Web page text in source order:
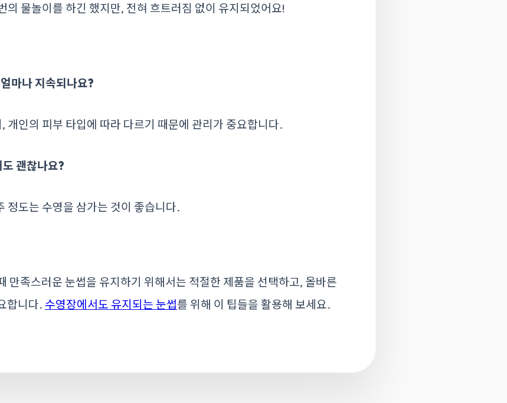
의 물놀이를 하긴 했지만, 전혀 흐트러짐 없이 유지되었어요!
마나 지속되나요?
개인의 피부 타입에 따라 다르기 때문에 관리가 중요합니다.
괜찮나요?
정도는 수영을 삼가는 것이 좋습니다.
만족스러운 눈썹을 유지하기 위해서는 적절한 제품을 선택하고, 올바른
합니다. 수영장에서도 유지되는 눈썹를 위해 이 팁들을 활용해 보세요.